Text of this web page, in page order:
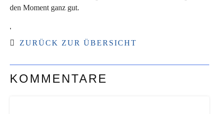
den Moment ganz gut.
'
ZURÜCK ZUR ÜBERSICHT
KOMMENTARE